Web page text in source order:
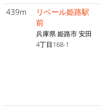
439m
リベール姫路駅
前
兵庫県 姫路市 安田
4丁目168-1